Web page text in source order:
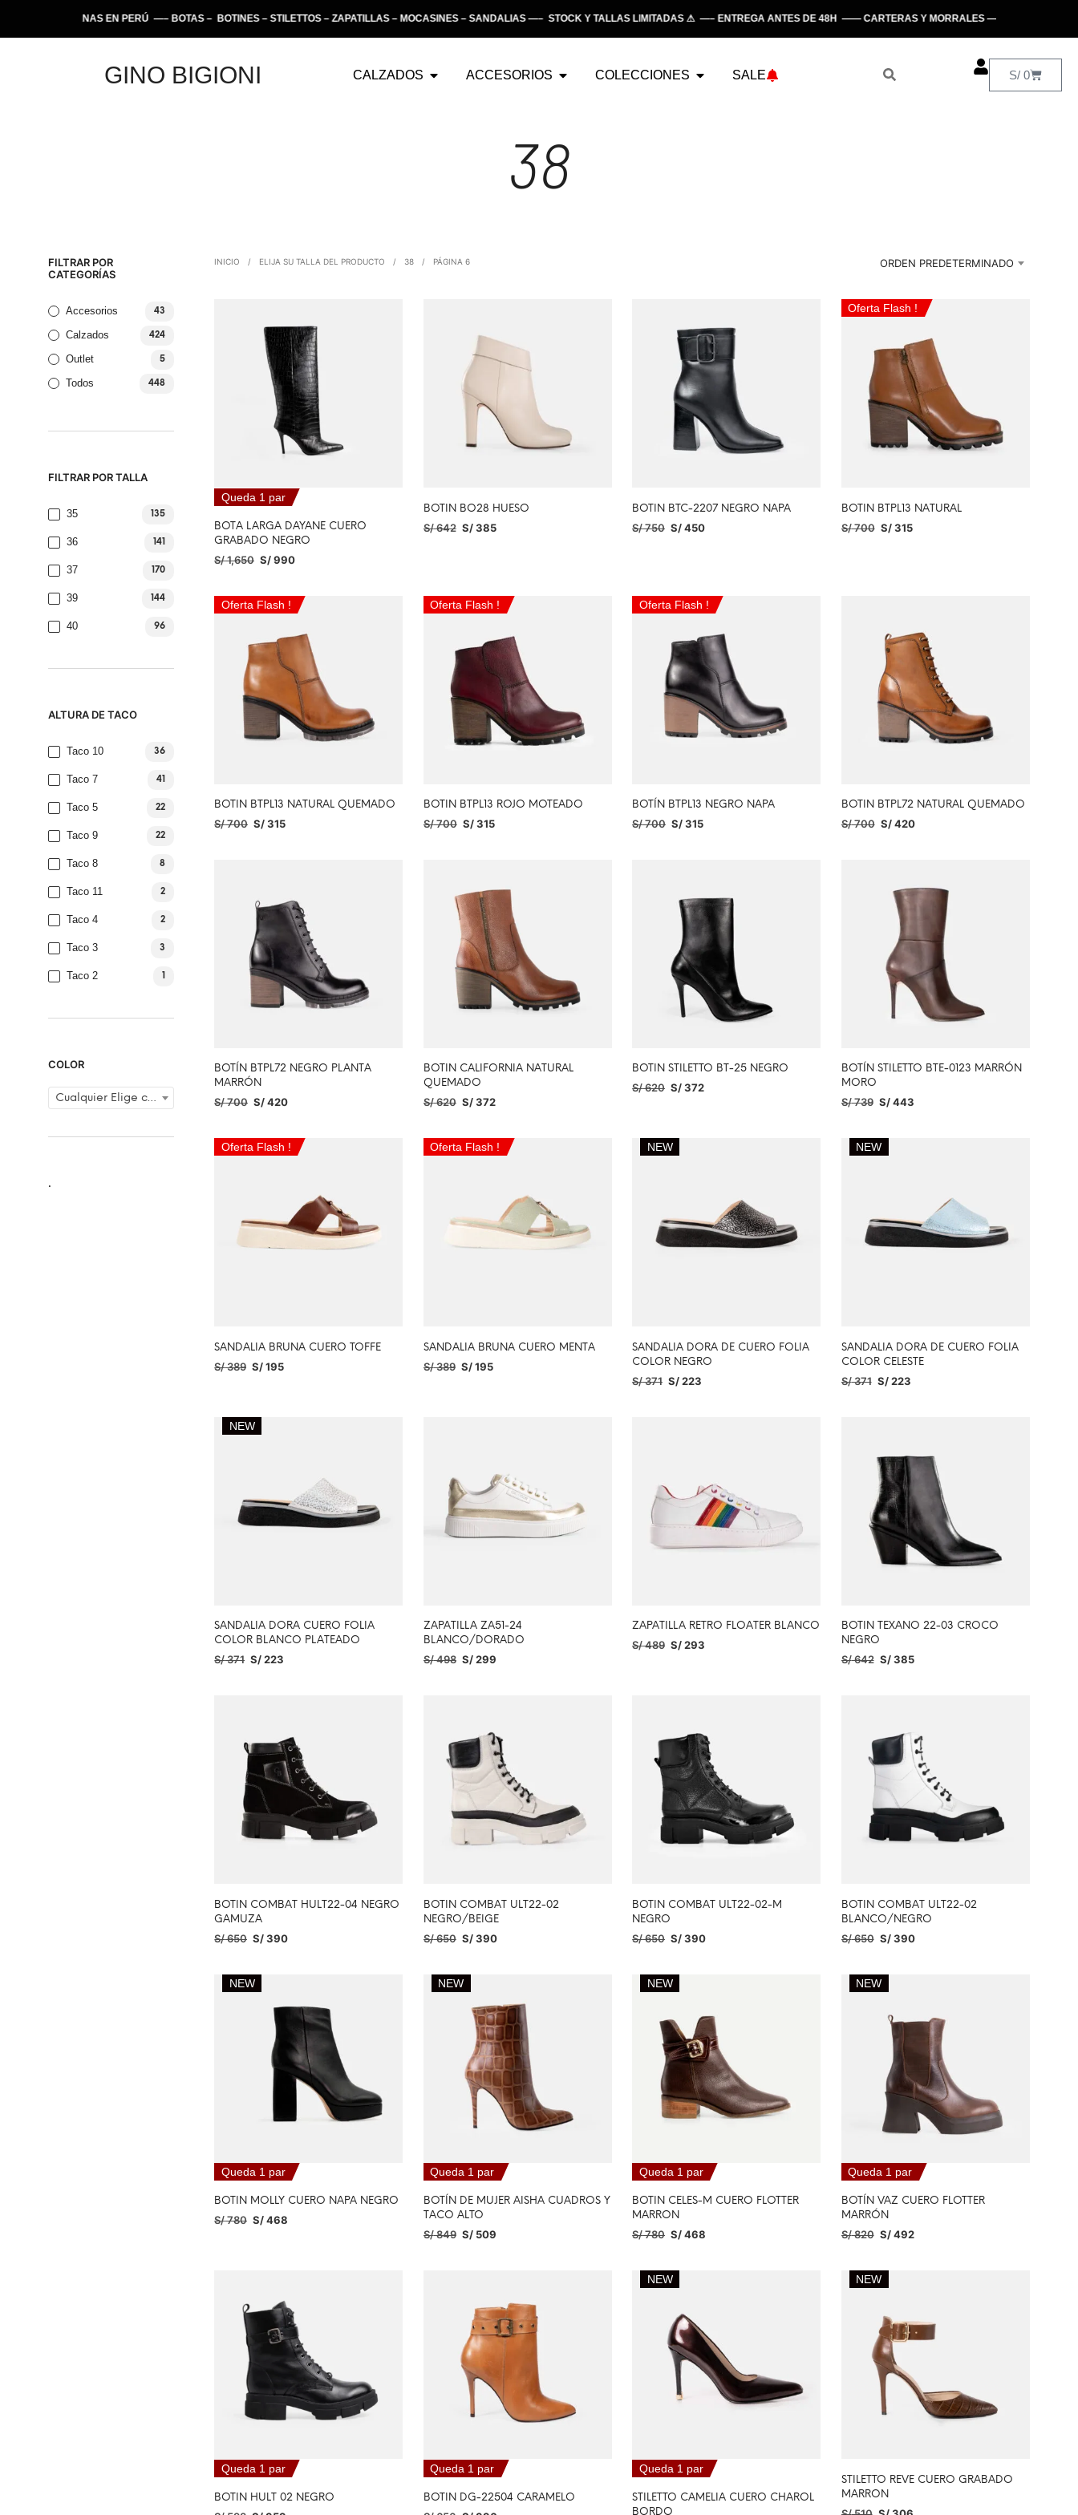
ARTESANAS EN PERÚ —– BOTAS – BOTINES – STILETTOS – ZAPATILLAS – MOCASINES – SANDALIAS —– STOCK Y TALLAS LIMITADAS ⚠ —– ENTREGA ANTES DE 48H —— CARTERAS Y MORRALES —— HECHO EN PERÚ
GINO BIGIONI CALZADOS ACCESORIOS COLECCIONES SALE S/ 0
38
FILTRAR POR
CATEGORÍAS
Accesorios 43
Calzados 424
Outlet 5
Todos 448
FILTRAR POR TALLA
35 135
36 141
37 170
39 144
40 96
ALTURA DE TACO
Taco 10 36
Taco 7 41
Taco 5 22
Taco 9 22
Taco 8 8
Taco 11 2
Taco 4 2
Taco 3 3
Taco 2 1
COLOR
Cualquier Elige color
.
INICIO / ELIJA SU TALLA DEL PRODUCTO / 38 / PÁGINA 6 ORDEN PREDETERMINADO
Queda 1 par
BOTA LARGA DAYANE CUERO
GRABADO NEGRO
S/1,650 S/990
BOTIN BO28 HUESO
S/642 S/385
BOTIN BTC-2207 NEGRO NAPA
S/750 S/450
Oferta Flash !
BOTIN BTPL13 NATURAL
S/700 S/315
Oferta Flash !
BOTIN BTPL13 NATURAL QUEMADO
S/700 S/315
Oferta Flash !
BOTIN BTPL13 ROJO MOTEADO
S/700 S/315
Oferta Flash !
BOTÍN BTPL13 NEGRO NAPA
S/700 S/315
BOTIN BTPL72 NATURAL QUEMADO
S/700 S/420
BOTÍN BTPL72 NEGRO PLANTA
MARRÓN
S/700 S/420
BOTIN CALIFORNIA NATURAL
QUEMADO
S/620 S/372
BOTIN STILETTO BT-25 NEGRO
S/620 S/372
BOTÍN STILETTO BTE-0123 MARRÓN
MORO
S/739 S/443
Oferta Flash !
SANDALIA BRUNA CUERO TOFFE
S/389 S/195
Oferta Flash !
SANDALIA BRUNA CUERO MENTA
S/389 S/195
NEW
SANDALIA DORA DE CUERO FOLIA
COLOR NEGRO
S/371 S/223
NEW
SANDALIA DORA DE CUERO FOLIA
COLOR CELESTE
S/371 S/223
NEW
SANDALIA DORA CUERO FOLIA
COLOR BLANCO PLATEADO
S/371 S/223
ZAPATILLA ZA51-24
BLANCO/DORADO
S/498 S/299
ZAPATILLA RETRO FLOATER BLANCO
S/489 S/293
BOTIN TEXANO 22-03 CROCO
NEGRO
S/642 S/385
BOTIN COMBAT HULT22-04 NEGRO
GAMUZA
S/650 S/390
BOTIN COMBAT ULT22-02
NEGRO/BEIGE
S/650 S/390
BOTIN COMBAT ULT22-02-M
NEGRO
S/650 S/390
BOTIN COMBAT ULT22-02
BLANCO/NEGRO
S/650 S/390
NEW
Queda 1 par
BOTIN MOLLY CUERO NAPA NEGRO
S/780 S/468
NEW
Queda 1 par
BOTÍN DE MUJER AISHA CUADROS Y
TACO ALTO
S/849 S/509
NEW
Queda 1 par
BOTIN CELES-M CUERO FLOTTER
MARRON
S/780 S/468
NEW
Queda 1 par
BOTÍN VAZ CUERO FLOTTER
MARRÓN
S/820 S/492
Queda 1 par
BOTIN HULT 02 NEGRO
Queda 1 par
BOTIN DG-22504 CARAMELO
NEW
Queda 1 par
STILETTO CAMELIA CUERO CHAROL
BORDO
NEW
STILETTO REVE CUERO GRABADO
MARRON